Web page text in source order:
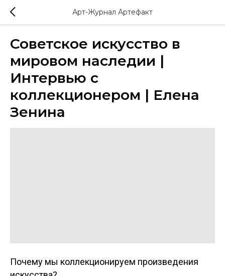
Арт-Журнал Артефакт
Советское искусство в
мировом наследии |
Интервью с
коллекционером | Елена
Зенина
Почему мы коллекционируем произведения